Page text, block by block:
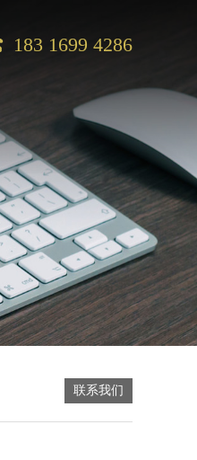
183 1699 4286
联系我们